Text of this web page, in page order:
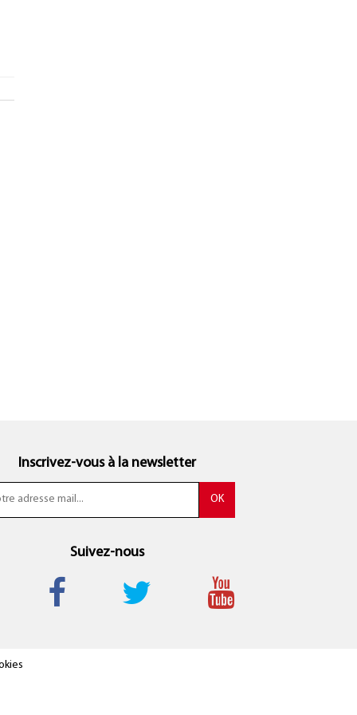
Inscrivez-vous à la newsletter
Suivez-nous